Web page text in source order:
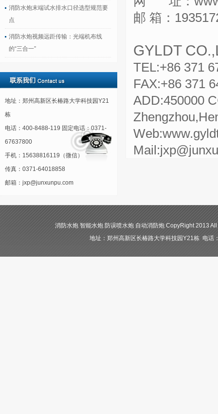
消防水炮末端试水排水口径选型规范要
点
消防水炮视频远距传输：光端机布线
的“三合一”
地址：郑州高新区长椿路大学科技园Y21
栋
电话：400-8488-119 固定电话：0371-
67637800
手机：15638816119（微信）
传真：0371-64018858
邮箱：jxp@junxunpu.com
邮 箱：
GYLDT
TEL:+86 371
FAX:+86 371
ADD:450000
消防水炮 智能水炮 防误喷水炮 自动消防炮 CopyRight 2013
地址：郑州高新区长椿路大学科技园Y21栋 电